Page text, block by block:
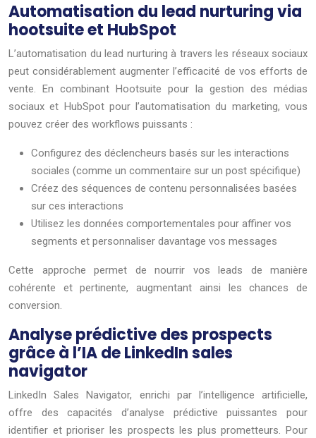
Automatisation du lead nurturing via
hootsuite et HubSpot
L’automatisation du lead nurturing à travers les réseaux sociaux
peut considérablement augmenter l’efficacité de vos efforts de
vente. En combinant Hootsuite pour la gestion des médias
sociaux et HubSpot pour l’automatisation du marketing, vous
pouvez créer des workflows puissants :
Configurez des déclencheurs basés sur les interactions
sociales (comme un commentaire sur un post spécifique)
Créez des séquences de contenu personnalisées basées
sur ces interactions
Utilisez les données comportementales pour affiner vos
segments et personnaliser davantage vos messages
Cette approche permet de nourrir vos leads de manière
cohérente et pertinente, augmentant ainsi les chances de
conversion.
Analyse prédictive des prospects
grâce à l’IA de LinkedIn sales
navigator
LinkedIn Sales Navigator, enrichi par l’intelligence artificielle,
offre des capacités d’analyse prédictive puissantes pour
identifier et prioriser les prospects les plus prometteurs. Pour